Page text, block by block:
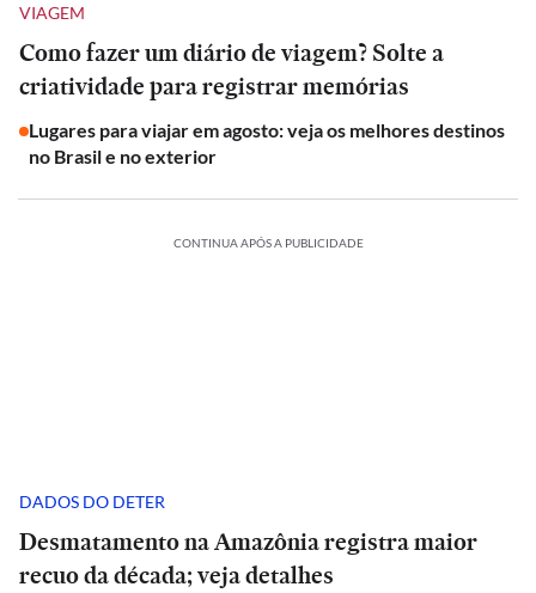
VIAGEM
Como fazer um diário de viagem? Solte a
criatividade para registrar memórias
Lugares para viajar em agosto: veja os melhores destinos
no Brasil e no exterior
CONTINUA APÓS A PUBLICIDADE
DADOS DO DETER
Desmatamento na Amazônia registra maior
recuo da década; veja detalhes